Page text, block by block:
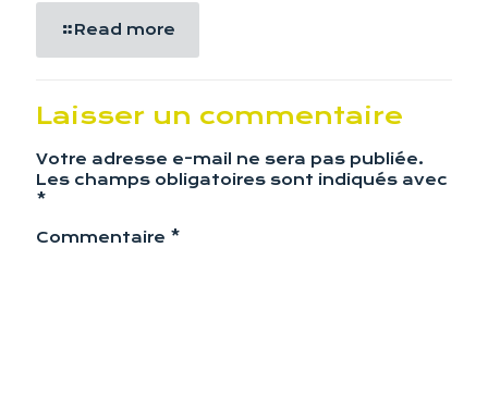
Read more
Laisser un commentaire
Votre adresse e-mail ne sera pas publiée.
Les champs obligatoires sont indiqués avec
*
Commentaire *